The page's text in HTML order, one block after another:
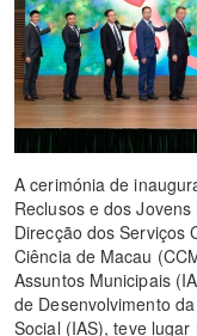
A cerimónia de
Reclusos e dos
Direcção dos Serviços
Ciência de Macau
Assuntos Municipais
de Desenvolvimento
Social (IAS), teve